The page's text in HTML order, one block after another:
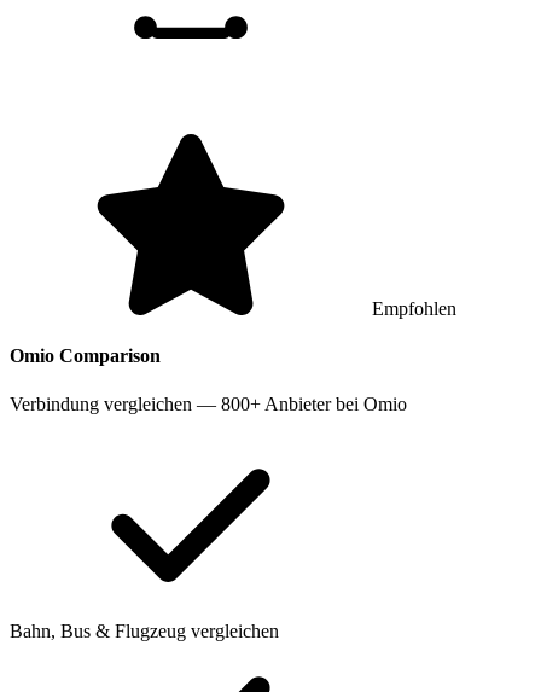
Empfohlen
Omio Comparison
Verbindung vergleichen — 800+ Anbieter bei Omio
Bahn, Bus & Flugzeug vergleichen